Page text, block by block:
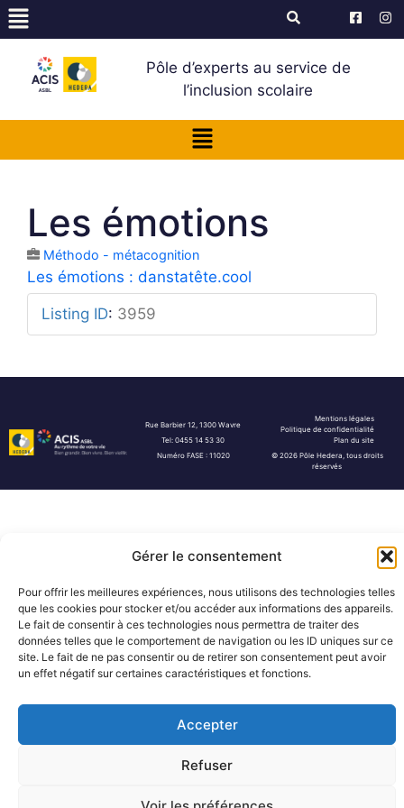
Gérer le consentement
Pour offrir les meilleures expériences, nous utilisons des technologies telles
que les cookies pour stocker et/ou accéder aux informations des appareils.
Le fait de consentir à ces technologies nous permettra de traiter des
données telles que le comportement de navigation ou les ID uniques sur ce
site. Le fait de ne pas consentir ou de retirer son consentement peut avoir
un effet négatif sur certaines caractéristiques et fonctions.
Accepter
Refuser
Pôle d’experts au service de
l’inclusion scolaire
Les émotions
Méthodo - métacognition
Les émotions : danstatête.cool
Listing ID: 3959
Rue Barbier 12, 1300 Wavre
Tel: 0455 14 53 30
Numéro FASE : 11020
Mentions légales
Politique de confidentialité
Plan du site
© 2026 Pôle Hedera, tous droits
réservés